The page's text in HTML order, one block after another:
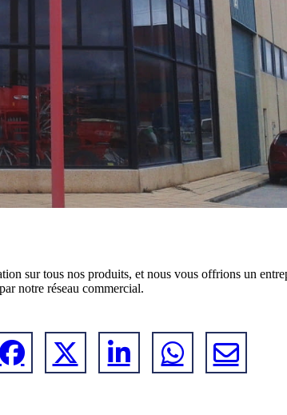
sur tous nos produits, et nous vous offrions un
notre réseau commercial.